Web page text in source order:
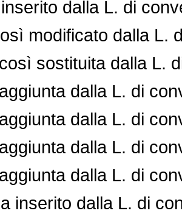
dalla L. di
modificato dalla L.
sostituita dalla L.
dalla L. di
dalla L. di
dalla L. di
dalla L. di
inserito dalla L. di